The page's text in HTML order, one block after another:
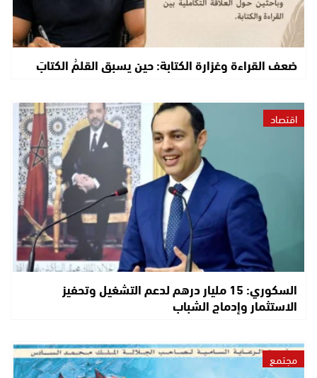
ضعف القراءة وغزارة الكتابة: حين يسبق القلمُ الكتابَ
اقتصاد
السكوري: 15 مليار درهم لدعم التشغيل وتحفيز
الاستثمار وإدماج الشباب
مجتمع